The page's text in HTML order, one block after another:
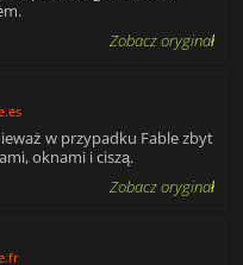
Zobacz oryginał
w przypadku Fable zbyt
oknami i ciszą.
Zobacz oryginał